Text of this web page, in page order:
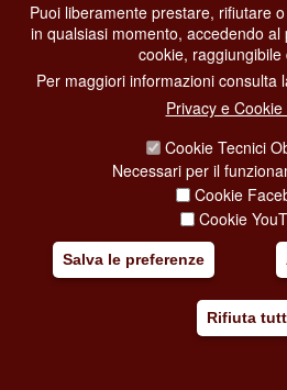
CONTACT CENTER
CONTATTA LA
PRIVACY
SOCIAL MEDIA
COPYRIGHT
ESCLUSIONE DI
Puoi liberamente prestare, rifiutare
in qualsiasi momento, accedendo
cookie, raggiungibile
Per maggiori informazioni consulta
Privacy e Cookie
Cookie Tecnici
Necessari per il
Cookie
Cookie
Salva le preferenze
Rifiuta